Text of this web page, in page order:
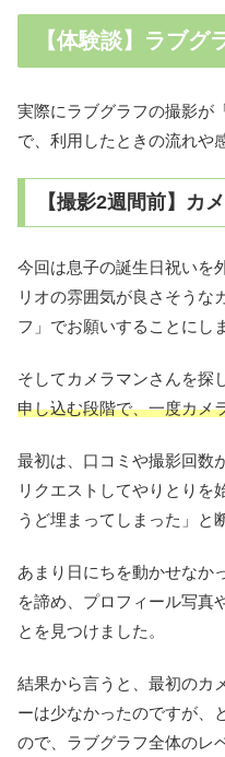
【体験談】ラブグ
実際にラブグラフの撮影が
で、利用したときの流れや
【撮影2週間前】カ
今回は息子の誕生日祝いを
リオの雰囲気が良さそうな
フ」でお願いすることにし
そしてカメラマンさんを探
申し込む段階で、一度カメ
最初は、口コミや撮影回数
リクエストしてやりとりを
うど埋まってしまった」と
あまり日にちを動かせなか
を諦め、プロフィール写真
とを見つけました。
結果から言うと、最初のカ
ーは少なかったのですが、
ので、ラブグラフ全体のレ